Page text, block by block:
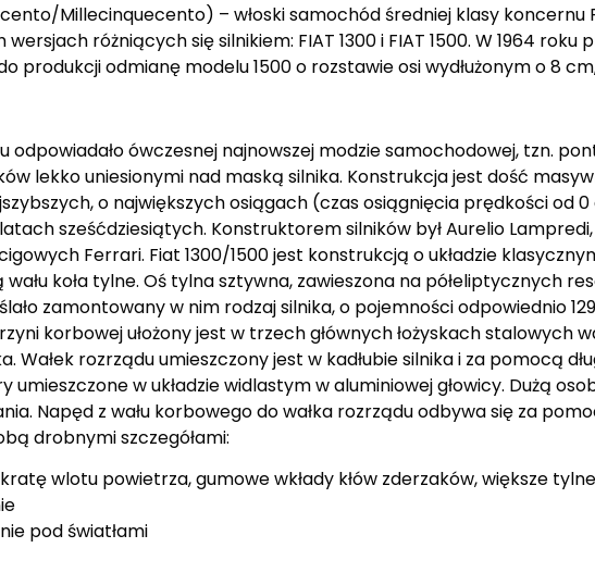
Millecinquecento) – włoski samochód średniej klasy
wersjach różniących się silnikiem: FIAT 1300 i FIAT 1500. W 1964
produkcji odmianę modelu 1500 o rozstawie osi wydłużonym o 8
odpowiadało ówczesnej najnowszej modzie samochodowej, tzn.
lekko uniesionymi nad maską silnika. Konstrukcja jest dość
o największych osiągach (czas osiągnięcia prędkości od 0
sześćdziesiątych. Konstruktorem silników był Aurelio
Ferrari. Fiat 1300/1500 jest konstrukcją o układzie
koła tylne. Oś tylna sztywna, zawieszona na półeliptycznych
zamontowany w nim rodzaj silnika, o pojemności odpowiednio
korbowej ułożony jest w trzech głównych łożyskach stalowych
Wałek rozrządu umieszczony jest w kadłubie silnika i za pomocą
w układzie widlastym w aluminiowej głowicy. Dużą
Napęd z wału korbowego do wałka rozrządu odbywa się za
drobnymi szczegółami:
wlotu powietrza, gumowe wkłady kłów zderzaków, większe
pod światłami